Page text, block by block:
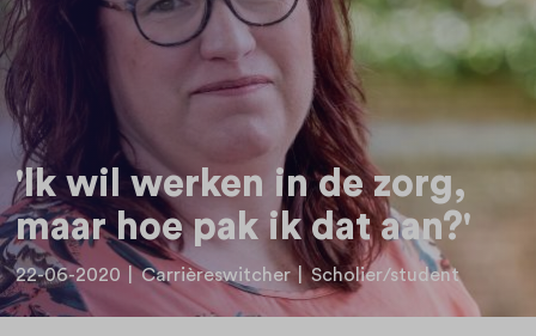
'Ik wil werken in de zorg,
maar hoe pak ik dat aan?'
22-06-2020 Carrièreswitcher | Scholier/student